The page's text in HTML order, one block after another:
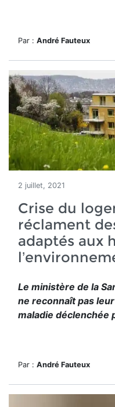
Par : André Fauteux
2 juillet, 2021
Crise du
réclament
adaptés aux
Le ministère de la
ne reconnaît pas
maladie déclenchée
Par : André Fauteux